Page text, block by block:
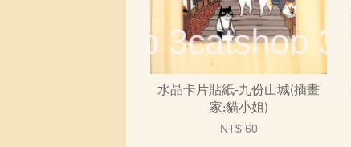
水晶卡片貼紙-九份山城(插畫
家:貓小姐)
NT$ 60